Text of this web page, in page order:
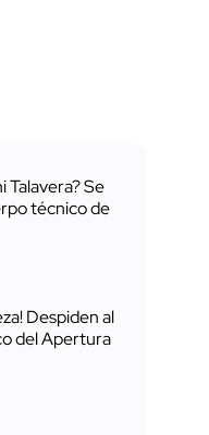
Talavera? Se
técnico de
Despiden al
del Apertura